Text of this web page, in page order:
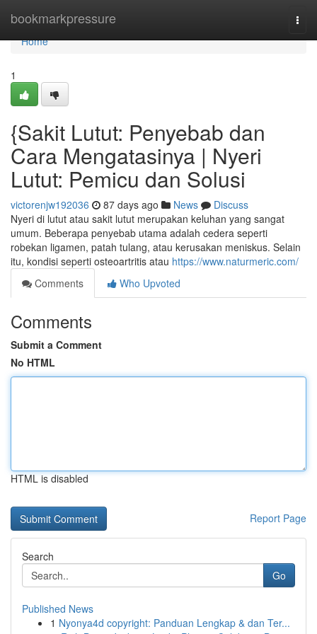
bookmarkpressure
Home
Home
1
{Sakit Lutut: Penyebab dan
Cara Mengatasinya | Nyeri
Lutut: Pemicu dan Solusi
victorenjw192036 87 days ago News
Discuss
Nyeri di lutut atau sakit lutut merupakan keluhan yang sangat
umum. Beberapa penyebab utama adalah cedera seperti
robekan ligamen, patah tulang, atau kerusakan meniskus. Selain
itu, kondisi seperti osteoartritis atau https://www.naturmeric.com/
Comments
Who Upvoted
Comments
Submit a Comment
No HTML
HTML is disabled
Report Page
Search
Go
Published News
1 Nyonya4d copyright: Panduan Lengkap & dan Ter...